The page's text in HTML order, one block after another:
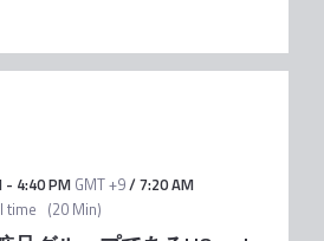
- 4:40 PM GMT +9/7:20 AM
time (20 Min)